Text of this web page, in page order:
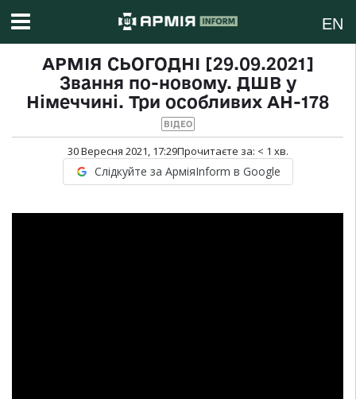
EN
АРМІЯ СЬОГОДНІ [29.09.2021]
Звання по-новому. ДШВ у
Німеччині. Три особливих АН-178
ВІДЕО
30 Вересня 2021, 17:29Прочитаєте за: < 1 хв.
Слідкуйте за АрміяInform в Google